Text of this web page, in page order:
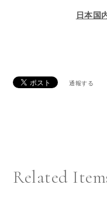
日本国
通報する
Related